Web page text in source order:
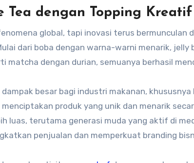
Tea dengan Topping Kreatif
global, tapi inovasi terus bermunculan
dari boba dengan warna-warni menarik, jelly
matcha dengan durian, semuanya berhasil
besar bagi industri makanan, khususnya
menciptakan produk yang unik dan menarik
luas, terutama generasi muda yang aktif di
penjualan dan memperkuat branding